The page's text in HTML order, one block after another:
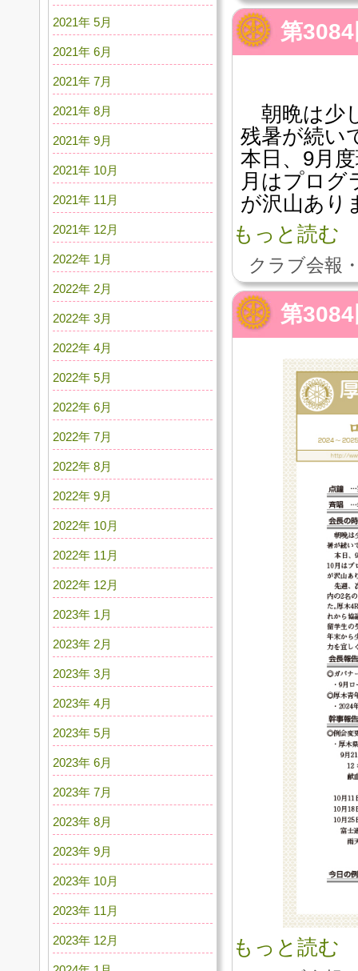
第
朝晩は少
残暑が続い
本日、9月
月はプログ
が沢山あり
もっと読む
クラブ会報
第
もっと読む
2021年 5月
2021年 6月
2021年 7月
2021年 8月
2021年 9月
2021年 10月
2021年 11月
2021年 12月
2022年 1月
2022年 2月
2022年 3月
2022年 4月
2022年 5月
2022年 6月
2022年 7月
2022年 8月
2022年 9月
2022年 10月
2022年 11月
2022年 12月
2023年 1月
2023年 2月
2023年 3月
2023年 4月
2023年 5月
2023年 6月
2023年 7月
2023年 8月
2023年 9月
2023年 10月
2023年 11月
2023年 12月